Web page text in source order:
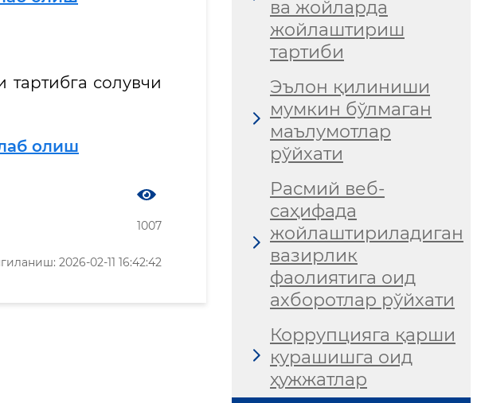
солувчи
олиш
1007
2026-02-11 16:42:42
ва жойларда
жойлаштириш
тартиби
Эълон қилиниши
мумкин бўлмаган
маълумотлар
рўйхати
Расмий веб-
саҳифада
жойлаштириладиган
вазирлик
фаолиятига оид
ахборотлар рўйхати
Коррупцияга қарши
курашишга оид
ҳужжатлар